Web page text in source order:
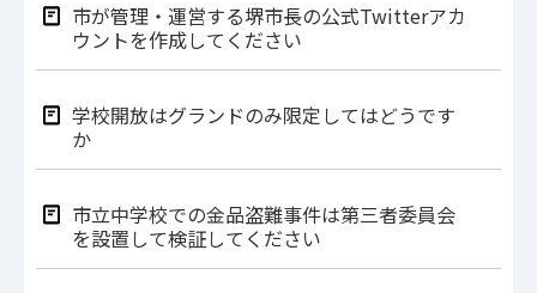
市が管理・運営する堺市長の公式Twitterアカ
ウントを作成してください
学校開放はグランドのみ限定してはどうです
か
市立中学校での金品盗難事件は第三者委員会
を設置して検証してください